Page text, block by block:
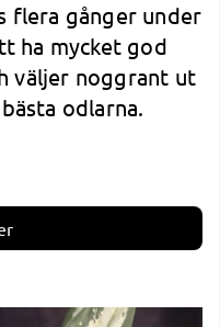
flera gånger under
ha mycket god
väljer noggrant ut
odlarna.